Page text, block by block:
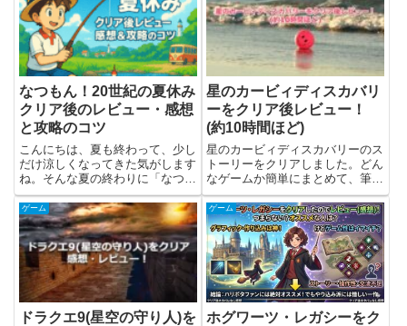
なつもん！20世紀の夏休み
クリア後のレビュー・感想
と攻略のコツ
こんにちは、夏も終わって、少し
だけ涼しくなってきた気がします
ね。そんな夏の終わりに「なつも
ん！20世紀の夏休み」をプレイ
＆クリアしたので、ゲームの紹介
とレビュー・感想と攻略のコツを
書きました。なつもん！20世紀
の夏休みとは？なつもん！20世...
星のカービィディスカバリ
ーをクリア後レビュー！
(約10時間ほど)
星のカービィディスカバリーのス
トーリーをクリアしました。どん
なゲームか簡単にまとめて、筆者
の観点からレビュー(感想)をやっ
ていきます！※ストーリーについ
てのネタバレはないように書いて
いますが、解放される機能やコピ
ー能力についてのネタバレは少...
ゲーム
ドラクエ9(星空の守り人)を
ゲーム
ホグワーツ・レガシーをク